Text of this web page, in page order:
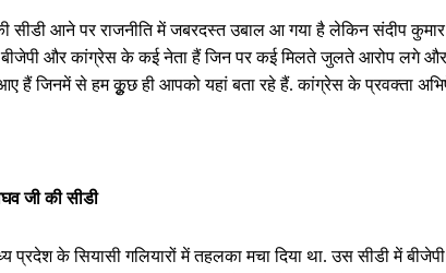
सीडी आने पर राजनीति में जबरदस्त उबाल आ गया है लेकिन संदीप
बीजेपी और कांग्रेस के कई नेता हैं जिन पर कई मिलते जुलते आरोप लगे
हैं जिनमें से हम कुूछ ही आपको यहां बता रहे हैं. कांग्रेस के प्रवक्ता
जी की सीडी
प्रदेश के सियासी गलियारों में तहलका मचा दिया था. उस सीडी में